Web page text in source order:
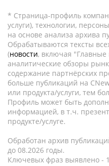
* Страница-профиль
услуги), технологии,
на основе анализа архива
Обрабатываются тексты
(новости, включая "Главные
аналитические обзоры
содержание партнёрских
больше публикаций на
или продукта/услуги, тем
Профиль может быть
информацией, в т.ч.
продукте/услуге.
Обработан архив
до 08.2026 годы.
Ключевых фраз выявлено -